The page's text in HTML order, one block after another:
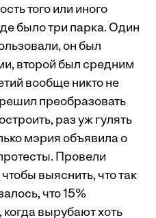
того или иного
было три парка. Один
он был
второй был средним
вообще никто не
преобразовать
раз уж гулять
мэрия объявила о
Провели
выяснить, что так
что 15%
вырубают хоть